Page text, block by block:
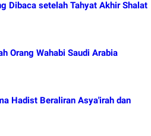
Dibaca setelah Tahyat Akhir Shalat
Orang Wahabi Saudi Arabia
Hadist Beraliran Asya'irah dan